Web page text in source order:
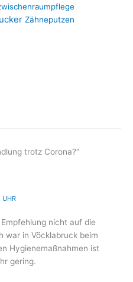
Zähneputzen
trotz Corona?“
UHR
nicht auf die
war in Vöcklabruck beim
Hygienemaßnahmen ist
gering.